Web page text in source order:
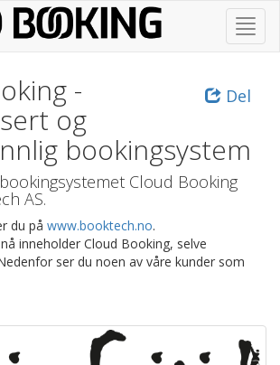
Skjul
/
Del
-
og
bookingsystem
Cloud Booking
AS.
du på www.booktech.no.
inneholder Cloud Booking, selve
ser du noen av våre kunder som